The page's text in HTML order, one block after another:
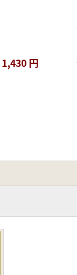
1,430 円